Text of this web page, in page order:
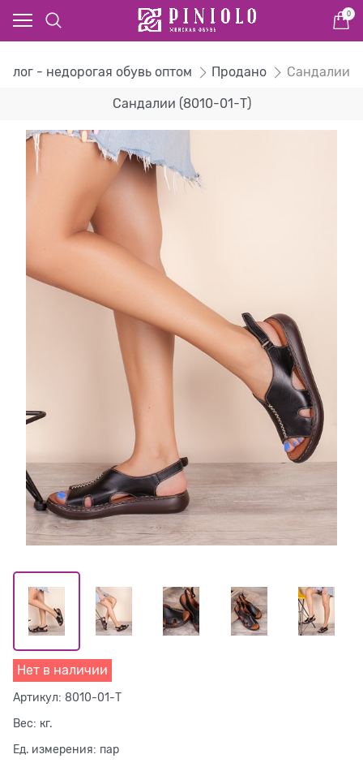
0
- недорогая обувь оптом Продано Сандалии
Сандалии (8010-01-T)
Нет в наличии
Артикул: 8010-01-T
Вес: кг.
Ед. измерения: пар